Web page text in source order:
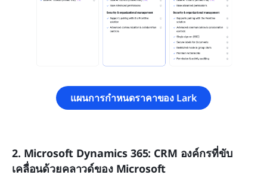
แผนการกำหนดราคาของ Lark
2. Microsoft Dynamics 365: CRM องค์กรที่ขับ
เคลื่อนด้วยคลาวด์ของ Microsoft